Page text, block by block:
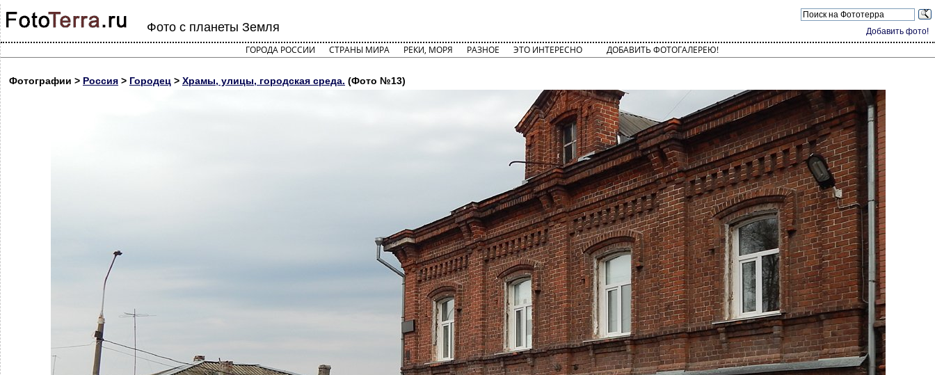
Добавить фото!
Фото с планеты Земля
ГОРОДА РОССИИ СТРАНЫ МИРА РЕКИ, МОРЯ РАЗНОЕ ЭТО ИНТЕРЕСНО ДОБАВИТЬ ФОТОГАЛЕРЕЮ!
Фотографии > Россия > Городец > Храмы, улицы, городская среда. (Фото №13)